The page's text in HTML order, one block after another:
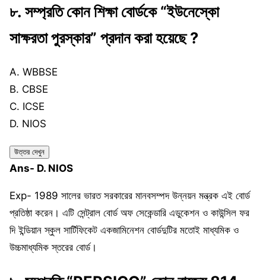
৮. সম্প্রতি কোন শিক্ষা বোর্ডকে “ইউনেস্কো
সাক্ষরতা পুরস্কার” প্রদান করা হয়েছে ?
A. WBBSE
B. CBSE
C. ICSE
D. NIOS
উত্তর দেখুন
Ans- D. NIOS
Exp- 1989 সালের ভারত সরকারের মানবসম্পদ উন্নয়ন মন্ত্রক এই বোর্ড
প্রতিষ্ঠা করেন। এটি সেন্ট্রাল বোর্ড অফ সেকেন্ডারি এডুকেশন ও কাউন্সিল ফর
দি ইন্ডিয়ান স্কুল সার্টিফিকেট একজামিনেশন বোর্ডদুটির মতোই মাধ্যমিক ও
উচ্চমাধ্যমিক স্তরের বোর্ড।